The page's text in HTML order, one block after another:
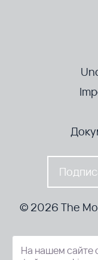
© 2026 The
52-8,
На нашем сайте